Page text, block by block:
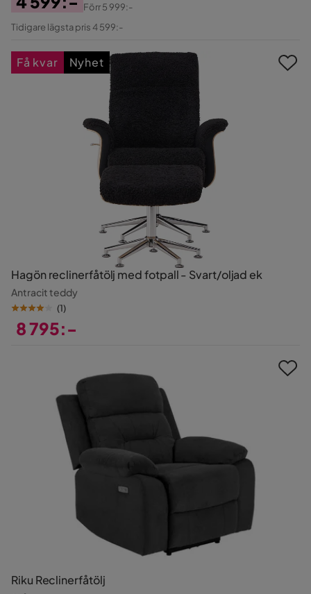
Pris
Original
Förr5 999:-
Tidigare lägsta pris 4 599:-
Hagön reclinerfåtölj med fotpall - Svart/oljad ek
Antracit teddy
(1)
8 795:-
Få kvar Nyhet
Riku Reclinerfåtölj